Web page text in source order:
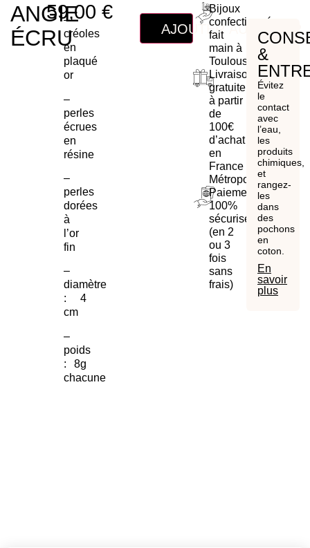
ANGIE
ÉCRU
59,00 €
–
créoles
en
plaqué
or
–
perles
écrues
en
résine
–
perles
dorées
à
l’or
fin
–
diamètre
: 4
cm
–
poids
: 8g
chacune
AJOUTER AU PANIER
Bijoux
confectionnés
fait
main à
Toulouse
Livraison
gratuite
à partir
de
100€
d’achat
en
France
Métropolitaine
Paiement
100%
sécurisé
(en 2
ou 3
fois
sans
frais)
&
Évitez
le
contact
avec
l’eau,
les
produits
chimiques,
et
rangez-
les
dans
des
pochons
en
coton.
En
savoir
plus